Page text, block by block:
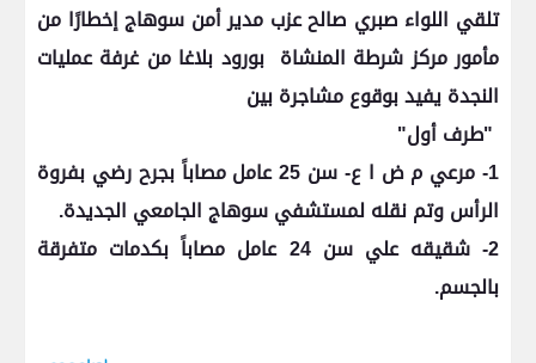
تلقي اللواء صبري صالح عزب مدير أمن سوهاج إخطارًا من
مأمور مركز شرطة المنشاة بورود بلاغا من غرفة عمليات
النجدة يفيد بوقوع مشاجرة بين
"طرف أول"
1- مرعي م ض ا ع- سن 25 عامل مصاباً بجرح رضي بفروة
الرأس وتم نقله لمستشفي سوهاج الجامعي الجديدة.
2- شقيقه علي سن 24 عامل مصاباً بكدمات متفرقة
بالجسم.